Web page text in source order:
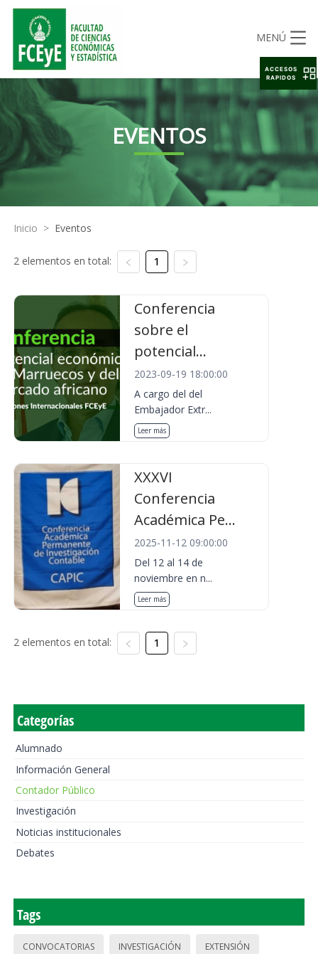
MENÚ
EVENTOS
Inicio > Eventos
2 elementos en total: 1
Conferencia
sobre el
potencial...
2023-09-19 18:00:00
A cargo del del
Embajador Extr...
Leer más
XXXVI
Conferencia
Académica Pe...
2025-11-12 09:00:00
Del 12 al 14 de
noviembre en n...
Leer más
2 elementos en total: 1
Categorías
Alumnado
Información General
Contador Público
Investigación
Noticias institucionales
Debates
Tags
CONVOCATORIAS INVESTIGACIÓN EXTENSIÓN
ACCESOS
RAPIDOS